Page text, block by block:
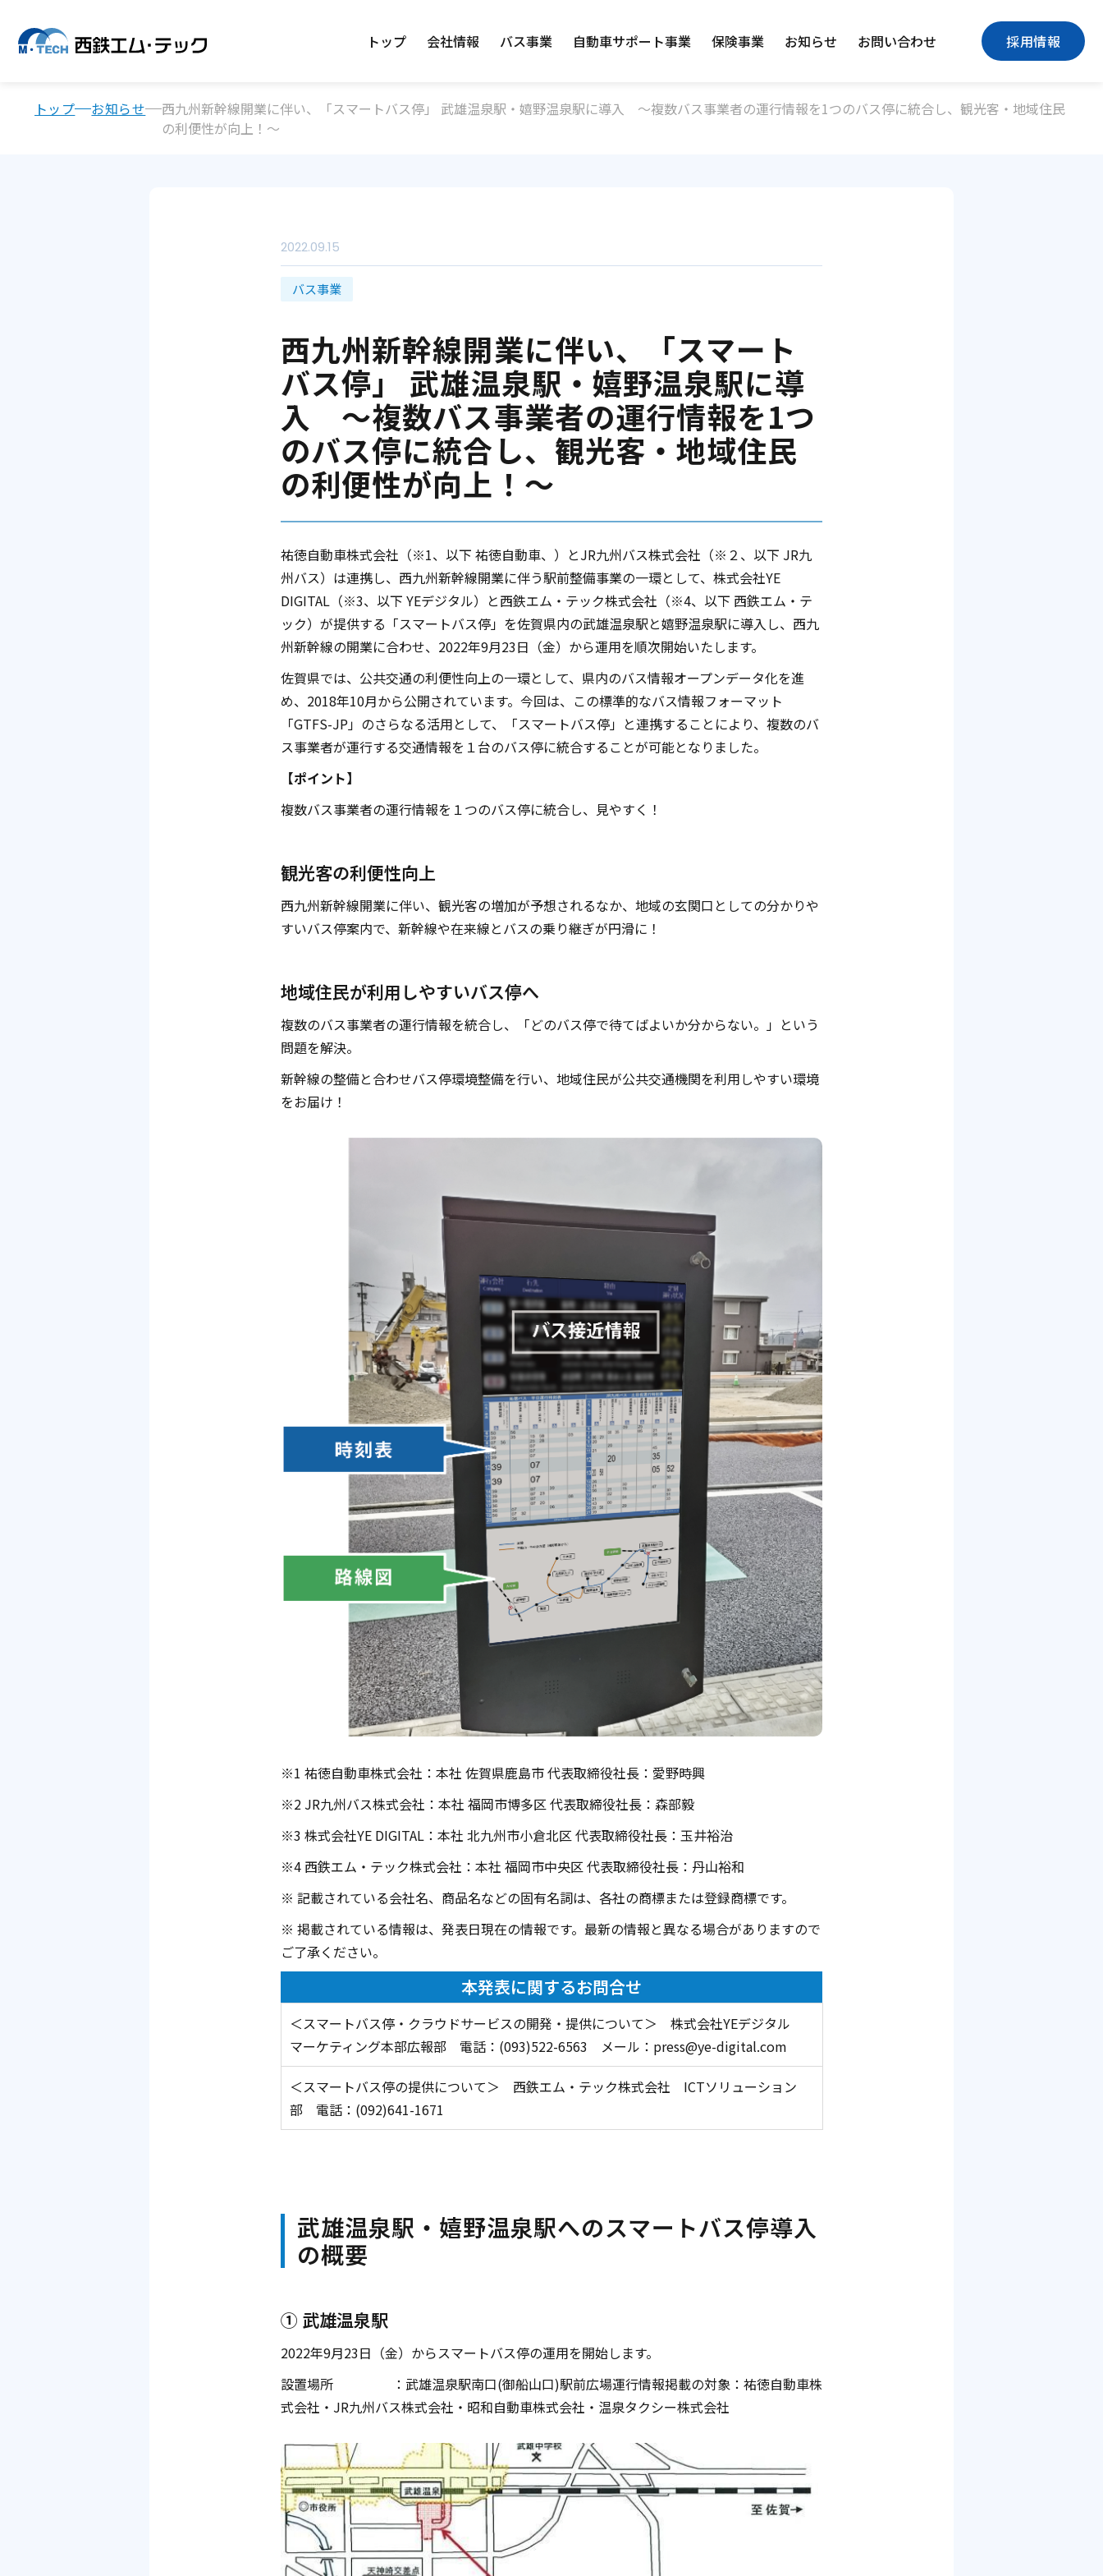
トップ 会社情報 バス事業 自動車サポート事業 保険事業 お知らせ お問い合わせ 採用情報
トップ お知らせ
西九州新幹線開業に伴い、「スマートバス停」 武雄温泉駅・嬉野温泉駅に導入 ～複数バス事業者の運行情報を1つのバス停に統合し、観光客・地域住民
の利便性が向上！～
2022.09.15
バス事業
西九州新幹線開業に伴い、「スマート
バス停」 武雄温泉駅・嬉野温泉駅に導
入 ～複数バス事業者の運行情報を1つ
のバス停に統合し、観光客・地域住民
の利便性が向上！～
祐徳自動車株式会社（※1、以下 祐徳自動車、）とJR九州バス株式会社（※２、以下 JR九
州バス）は連携し、西九州新幹線開業に伴う駅前整備事業の一環として、株式会社YE
DIGITAL（※3、以下 YEデジタル）と西鉄エム・テック株式会社（※4、以下 西鉄エム・テ
ック）が提供する「スマートバス停」を佐賀県内の武雄温泉駅と嬉野温泉駅に導入し、西九
州新幹線の開業に合わせ、2022年9月23日（金）から運用を順次開始いたします。
佐賀県では、公共交通の利便性向上の一環として、県内のバス情報オープンデータ化を進
め、2018年10月から公開されています。今回は、この標準的なバス情報フォーマット
「GTFS-JP」のさらなる活用として、「スマートバス停」と連携することにより、複数のバ
ス事業者が運行する交通情報を１台のバス停に統合することが可能となりました。
【ポイント】
複数バス事業者の運行情報を１つのバス停に統合し、見やすく！
観光客の利便性向上
西九州新幹線開業に伴い、観光客の増加が予想されるなか、地域の玄関口としての分かりや
すいバス停案内で、新幹線や在来線とバスの乗り継ぎが円滑に！
地域住民が利用しやすいバス停へ
複数のバス事業者の運行情報を統合し、「どのバス停で待てばよいか分からない。」という
問題を解決。
新幹線の整備と合わせバス停環境整備を行い、地域住民が公共交通機関を利用しやすい環境
をお届け！
※1 祐徳自動車株式会社：本社 佐賀県鹿島市 代表取締役社長：愛野時興
※2 JR九州バス株式会社：本社 福岡市博多区 代表取締役社長：森部毅
※3 株式会社YE DIGITAL：本社 北九州市小倉北区 代表取締役社長：玉井裕治
※4 西鉄エム・テック株式会社：本社 福岡市中央区 代表取締役社長：丹山裕和
※ 記載されている会社名、商品名などの固有名詞は、各社の商標または登録商標です。
※ 掲載されている情報は、発表日現在の情報です。最新の情報と異なる場合がありますので
ご了承ください。
本発表に関するお問合せ
＜スマートバス停・クラウドサービスの開発・提供について＞ 株式会社YEデジタル
マーケティング本部広報部 電話：(093)522-6563 メール：press@ye-digital.com
＜スマートバス停の提供について＞ 西鉄エム・テック株式会社 ICTソリューション
部 電話：(092)641-1671
武雄温泉駅・嬉野温泉駅へのスマートバス停導入
の概要
① 武雄温泉駅
2022年9月23日（金）からスマートバス停の運用を開始します。
設置場所 ：武雄温泉駅南口(御船山口)駅前広場運行情報掲載の対象：祐徳自動車株
式会社・JR九州バス株式会社・昭和自動車株式会社・温泉タクシー株式会社